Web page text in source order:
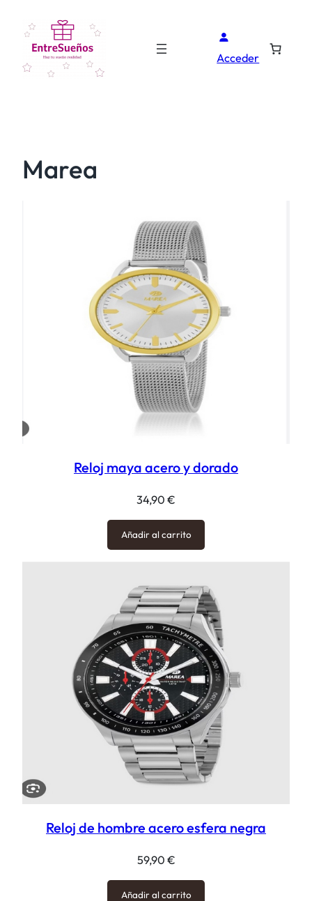
Acceder
Marea
Reloj maya acero y dorado
34,90 €
Añadir al carrito
Reloj de hombre acero esfera negra
59,90 €
Añadir al carrito